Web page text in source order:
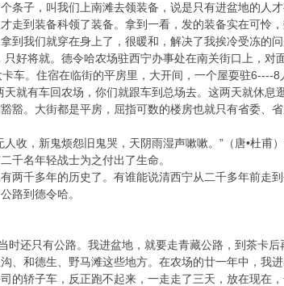
条子，叫我们上南滩去领装备，说是只有进盆地的人
走到装备科领了装备。拿到一看，发的装备实在可怜
到我们就穿在身上了，很暖和，解决了我挨冷受冻的
只好将就。德令哈农场驻西宁办事处在南关街口上，
车。住宿在临街的平房里，大开间，一个屋耍驻6----
天就有车回农场，你们就跟车到总场去。这两天就休
豁。大街都是平房，屈指可数的楼房也就只有省委、
人收，新鬼烦怨旧鬼哭，天阴雨湿声嗽嗽。”（唐•杜
千名年轻战士为之付出了生命。
两千多年的历史了。有谁能说清西宁从二千多年前走
路到德令哈。
时还只有公路。我进盆地，就要走青藏公路，到茶卡
、和德生、野马滩这些地方。在农场的廿一年中，
的轿子车，反正跑不起来，一走走了三天，放在现在